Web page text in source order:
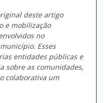
deste artigo
e mobilização
no
Esses
entidades públicas e
sobre as comunidades,
colaborativa um